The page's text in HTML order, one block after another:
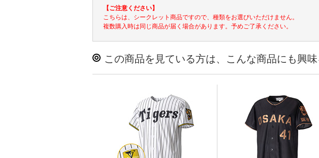
【ご注意ください】
こちらは、シークレット商品ですので、種類をお選びいただけません。
複数購入時は同じ商品が届く場合があります。予めご了承ください。
この商品を見ている方は、こんな商品にも興味